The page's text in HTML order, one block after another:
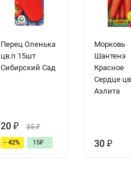
Перец Оленька
цв.п 15шт
Сибирский Сад
20 ₽ 35₽
- 42% 15₽
Морковь
Шантенэ
Красное
Сердце
Аэлита
30₽